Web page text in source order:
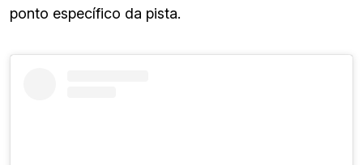
ponto específico da pista.